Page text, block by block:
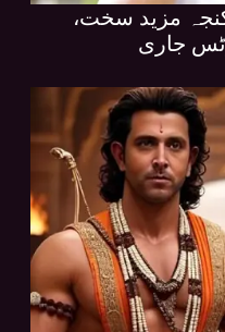
مزید سخت،
جاری